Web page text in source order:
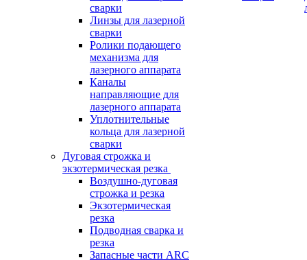
сварки
Линзы для лазерной
сварки
Ролики подающего
механизма для
лазерного аппарата
Каналы
направляющие для
лазерного аппарата
Уплотнительные
кольца для лазерной
сварки
Дуговая строжка и
экзотермическая резка
Воздушно-дуговая
строжка и резка
Экзотермическая
резка
Подводная сварка и
резка
Запасные части ARC